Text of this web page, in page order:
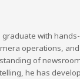
graduate with
operations,
of
he has